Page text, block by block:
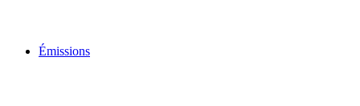
Émissions